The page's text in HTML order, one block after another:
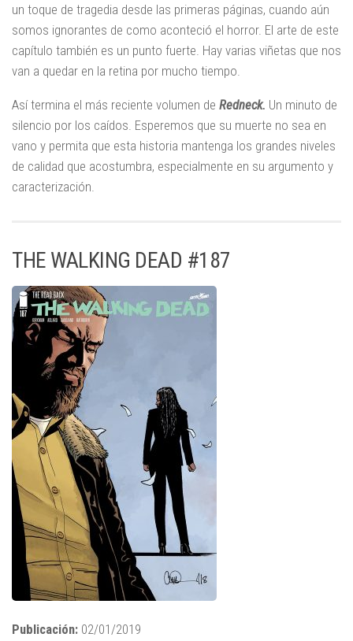
un toque de tragedia desde las primeras páginas, cuando aún
somos ignorantes de como aconteció el horror. El arte de este
capítulo también es un punto fuerte. Hay varias viñetas que nos
van a quedar en la retina por mucho tiempo.
Así termina el más reciente volumen de Redneck. Un minuto de
silencio por los caídos. Esperemos que su muerte no sea en
vano y permita que esta historia mantenga los grandes niveles
de calidad que acostumbra, especialmente en su argumento y
caracterización.
THE WALKING DEAD #187
Publicación: 02/01/2019